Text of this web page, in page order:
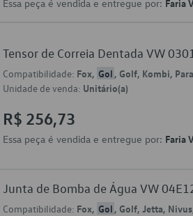
Essa peça é vendida e entregue por: Faria
Tensor de Correia Dentada VW
Compatibilidade: Fox, Gol , Golf, Kombi,
Unidade de venda: Unitário(a)
R$ 256,73
Essa peça é vendida e entregue por: Faria
Junta de Bomba de Água VW
Compatibilidade: Fox, Gol , Golf, Jetta,